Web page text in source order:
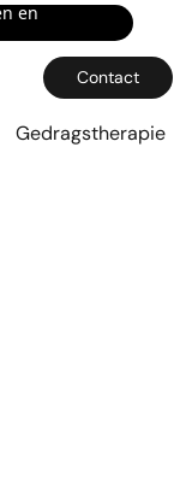
en
Contact
Gedragstherapie